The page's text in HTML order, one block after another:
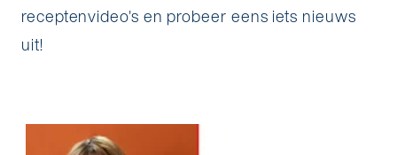
receptenvideo's en probeer eens iets nieuws
uit!